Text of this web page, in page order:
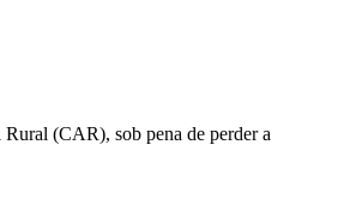
(CAR), sob pena de perder a